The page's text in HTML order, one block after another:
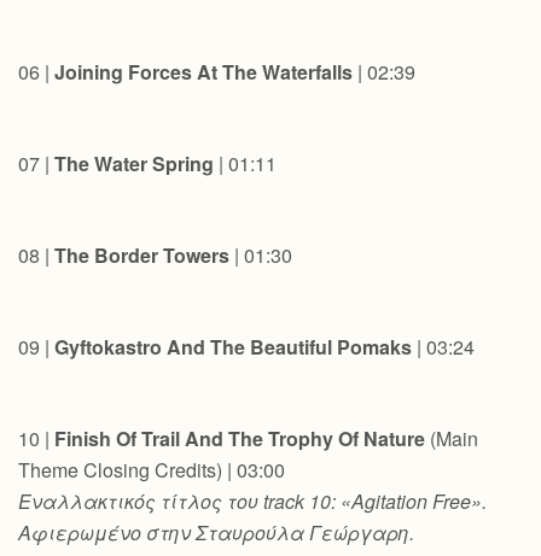
06 | Joining Forces At The Waterfalls | 02:39
07 | The Water Spring | 01:11
08 | The Border Towers | 01:30
09 | Gyftokastro And The Beautiful Pomaks | 03:24
10 | Finish Of Trail And The Trophy Of Nature (Main
Theme Closing Credits) | 03:00
Εναλλακτικός τίτλος τουtrack 10: «Agitation Free».
Αφιερωμένο στην Σταυρούλα Γεώργαρη.